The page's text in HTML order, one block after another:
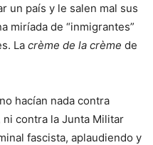
un país y le salen mal sus
miríada de “inmigrantes”
La crème de la crème de
hacían nada contra
contra la Junta Militar
fascista, aplaudiendo y